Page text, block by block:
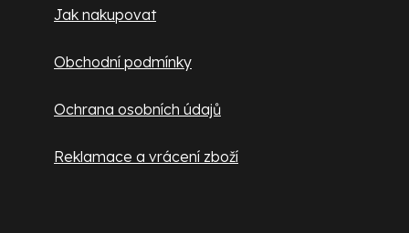
Jak nakupovat
Obchodní podmínky
Ochrana osobních údajů
Reklamace a vrácení zboží